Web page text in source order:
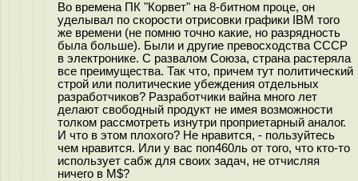
Во времена ПК "Корвет" на 8-битном проце, он
уделывал по скорости отрисовки графики IBM того
же времени (не помню точно какие, но разрядность
была больше). Были и другие превосходства СССР
в электронике. С развалом Союза, страна растеряла
все преимущества. Так что, причем тут политический
строй или политические убеждения отдельных
разработчиков? Разработчики вайна много лет
делают свободный продукт не имея возможности
толком рассмотреть изнутри проприетарный аналог.
И что в этом плохого? Не нравится, - пользуйтесь
чем нравится. Или у вас поп460ль от того, что кто-то
использует сабж для своих задач, не отчисляя
ничего в M$?